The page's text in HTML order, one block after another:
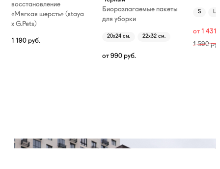
восстановление
«Мягкая шерсть» (staya
х G.Pets)
1 190 руб.
Биоразлагаемые пакеты
для уборки
20х24 см. 22х32 см.
от 990 руб.
S L
от 1 431
1 590